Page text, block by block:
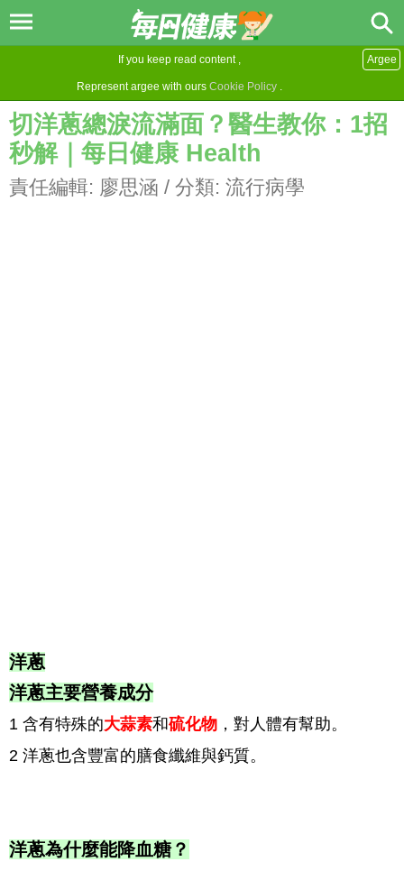
If you keep read content ,
Represent argee with ours Cookie Policy .
Argee
切洋蔥總淚流滿面？醫生教你：1招
秒解｜每日健康 Health
責任編輯: 廖思涵 / 分類: 流行病學
洋蔥
洋蔥主要營養成分
1 含有特殊的大蒜素和硫化物 ，對人體有幫助。
2 洋蔥也含豐富的膳食纖維與鈣質。
洋蔥為什麼能降血糖？